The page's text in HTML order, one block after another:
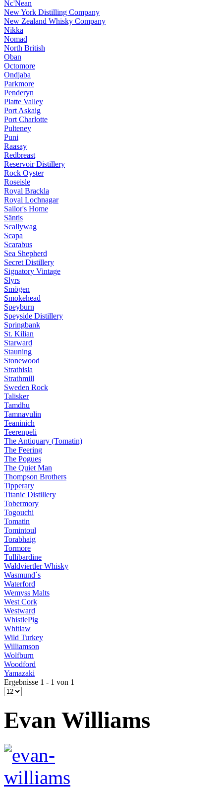
Nc'Nean
New York Distilling Company
New Zealand Whisky Company
Nikka
Nomad
North British
Oban
Octomore
Ondjaba
Parkmore
Penderyn
Platte Valley
Port Askaig
Port Charlotte
Pulteney
Puni
Raasay
Redbreast
Reservoir Distillery
Rock Oyster
Roseisle
Royal Brackla
Royal Lochnagar
Sailor's Home
Säntis
Scallywag
Scapa
Scarabus
Sea Shepherd
Secret Distillery
Signatory Vintage
Slyrs
Smögen
Smokehead
Speyburn
Speyside Distillery
Springbank
St. Kilian
Starward
Stauning
Stonewood
Strathisla
Strathmill
Sweden Rock
Talisker
Tamdhu
Tamnavulin
Teaninich
Teerenpeli
The Antiquary (Tomatin)
The Feering
The Pogues
The Quiet Man
Thompson Brothers
Tipperary
Titanic Distillery
Tobermory
Togouchi
Tomatin
Tomintoul
Torabhaig
Tormore
Tullibardine
Waldviertler Whisky
Wasmund´s
Waterford
Wemyss Malts
West Cork
Westward
WhistlePig
Whitlaw
Wild Turkey
Williamson
Wolfburn
Woodford
Yamazaki
Ergebnisse 1 - 1 von 1
Evan Williams